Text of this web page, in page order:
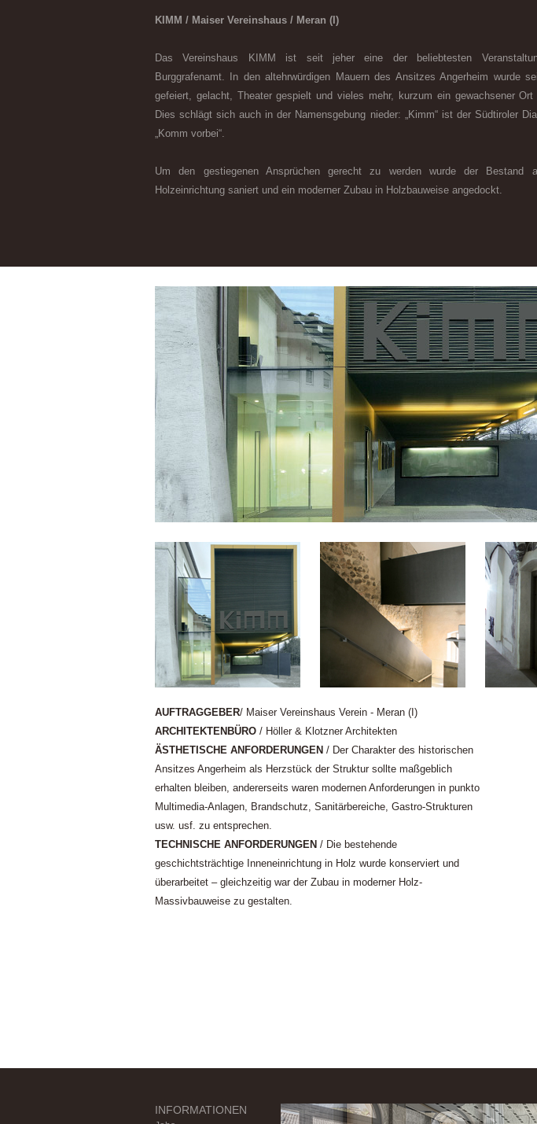
KIMM / Maiser Vereinshaus / Meran (I)
Das Vereinshaus KIMM ist seit jeher eine der beliebtesten
Burggrafenamt. In den altehrwürdigen Mauern des Ansitzes Angerheim wurde
gefeiert, gelacht, Theater gespielt und vieles mehr, kurzum ein gewachsener Ort
Dies schlägt sich auch in der Namensgebung nieder: „Kimm“ ist der Südtiroler
„Komm vorbei“.
Um den gestiegenen Ansprüchen gerecht zu werden wurde der Bestand
Holzeinrichtung saniert und ein moderner Zubau in Holzbauweise angedockt.
AUFTRAGGEBER/ Maiser Vereinshaus Verein - Meran (I)
ARCHITEKTENBÜRO / Höller & Klotzner Architekten
ÄSTHETISCHE ANFORDERUNGEN / Der Charakter des historischen
Ansitzes Angerheim als Herzstück der Struktur sollte maßgeblich
erhalten bleiben, andererseits waren modernen Anforderungen in punkto
Multimedia-Anlagen, Brandschutz, Sanitärbereiche, Gastro-Strukturen
usw. usf. zu entsprechen.
TECHNISCHE ANFORDERUNGEN / Die bestehende
geschichtsträchtige Inneneinrichtung in Holz wurde konserviert und
überarbeitet – gleichzeitig war der Zubau in moderner Holz-
Massivbauweise zu gestalten.
INFORMATIONEN